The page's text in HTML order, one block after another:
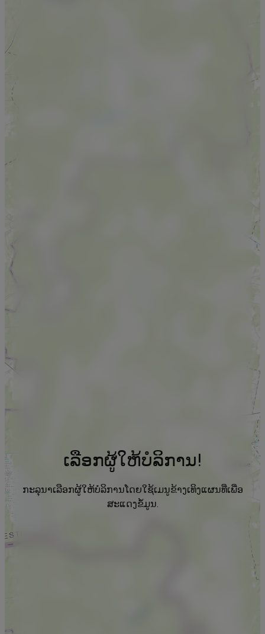
ເລືອກຜູ້ໃຫ້ບໍລິການ!
ກະລຸນາເລືອກຜູ້ໃຫ້ບໍລິການໂດຍໃຊ້ເມນູຂ້າງເທິງແຜນທີ່ເພື່ອ
ສະແດງຂໍ້ມູນ.